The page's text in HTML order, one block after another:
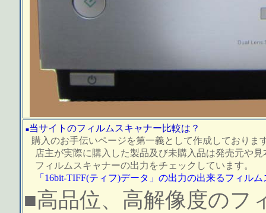
■当サイトのフィルムスキャナー比較は？
購入のお手伝いページを第一義として作成しておりま
店主が実際に購入した製品及び未購入品は発売元や
フィルムスキャナーの出力をチェックしています。
「16bit-TIFF(ティフ)データ」の出力の出来るフィル
■高品位、高解像度のフ